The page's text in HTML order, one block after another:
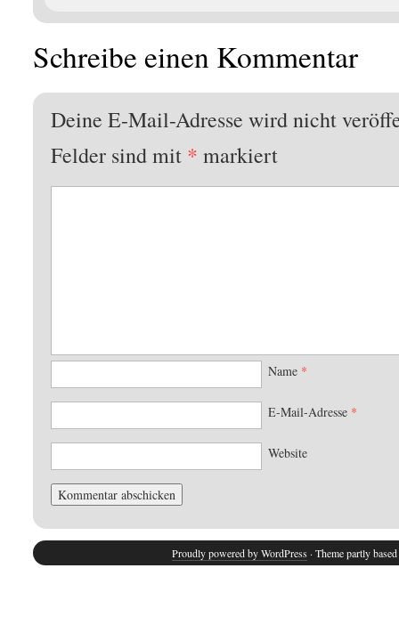
Schreibe einen Kommentar
Deine E-Mail-Adresse wird nicht
Felder sind mit * markiert
Name *
E-Mail-Adresse *
Website
Proudly powered by WordPress · Theme partly